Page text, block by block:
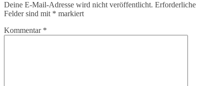
Deine E-Mail-Adresse wird nicht veröffentlicht. Erforderliche
Felder sind mit * markiert
Kommentar *